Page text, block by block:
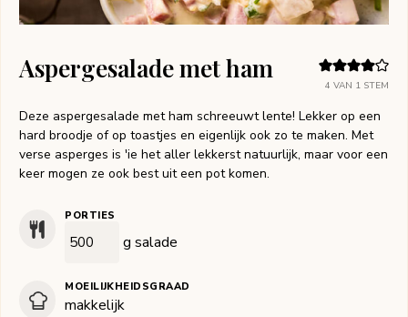
4 VAN 1 STEM
Aspergesalade met ham
Deze aspergesalade met ham schreeuwt lente! Lekker op een
hard broodje of op toastjes en eigenlijk ook zo te maken. Met
verse asperges is 'ie het aller lekkerst natuurlijk, maar voor een
keer mogen ze ook best uit een pot komen.
PORTIES
g salade
MOEILIJKHEIDSGRAAD
makkelijk